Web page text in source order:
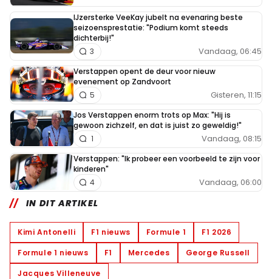
IJzersterke VeeKay jubelt na evenaring beste
seizoensprestatie: "Podium komt steeds
dichterbij!"
Vandaag, 06:45
3
Verstappen opent de deur voor nieuw
evenement op Zandvoort
Gisteren, 11:15
5
Jos Verstappen enorm trots op Max: "Hij is
gewoon zichzelf, en dat is juist zo geweldig!"
Vandaag, 08:15
1
Verstappen: "Ik probeer een voorbeeld te zijn voor
kinderen"
Vandaag, 06:00
4
IN DIT ARTIKEL
Kimi Antonelli F1 nieuws Formule 1
F1 2026
Formule 1 nieuws
F1 Mercedes
George Russell
Jacques Villeneuve